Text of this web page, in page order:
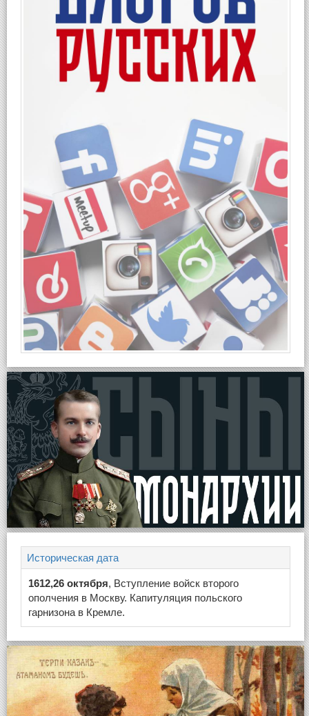
Историческая дата
1612,26 октября, Вступление войск второго
ополчения в Москву. Капитуляция польского
гарнизона в Кремле.